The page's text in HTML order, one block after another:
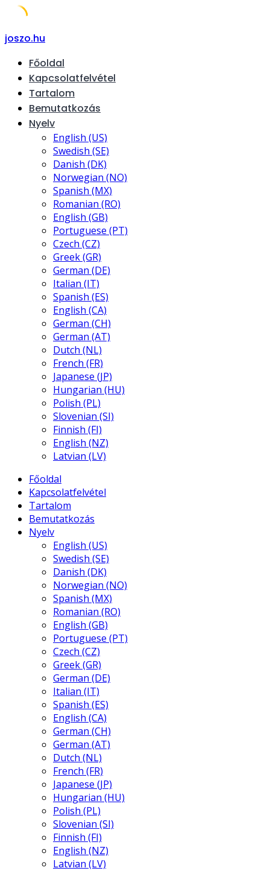
Skip
content
joszo.hu
Főoldal
Kapcsolatfelvétel
Tartalom
Bemutatkozás
Nyelv
English (US)
Swedish (SE)
Danish (DK)
Norwegian (NO)
Spanish (MX)
Romanian (RO)
English (GB)
Portuguese (PT)
Czech (CZ)
Greek (GR)
German (DE)
Italian (IT)
Spanish (ES)
English (CA)
German (CH)
German (AT)
Dutch (NL)
French (FR)
Japanese (JP)
Hungarian (HU)
Polish (PL)
Slovenian (SI)
Finnish (FI)
English (NZ)
Latvian (LV)
Főoldal
Kapcsolatfelvétel
Tartalom
Bemutatkozás
Nyelv
English (US)
Swedish (SE)
Danish (DK)
Norwegian (NO)
Spanish (MX)
Romanian (RO)
English (GB)
Portuguese (PT)
Czech (CZ)
Greek (GR)
German (DE)
Italian (IT)
Spanish (ES)
English (CA)
German (CH)
German (AT)
Dutch (NL)
French (FR)
Japanese (JP)
Hungarian (HU)
Polish (PL)
Slovenian (SI)
Finnish (FI)
English (NZ)
Latvian (LV)